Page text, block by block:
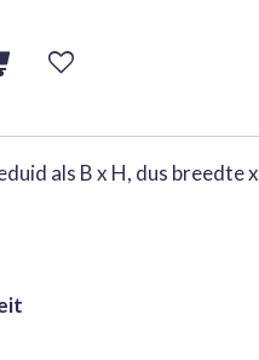
als B x H, dus breedte x